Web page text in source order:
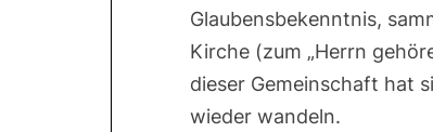
Glaubensbekenntnis,
Kirche (zum „Herrn
dieser Gemeinschaft hat
wieder wandeln.